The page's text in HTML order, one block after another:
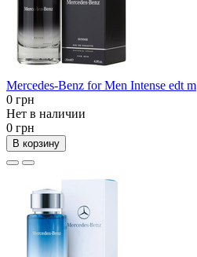
Mercedes-Benz for Men Intense edt m
0 грн
Нет в наличии
0 грн
В корзину